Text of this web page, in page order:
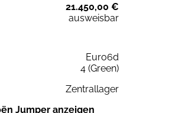
21.450,00 €
ausweisbar
Euro6d
4 (Green)
Zentrallager
Jumper anzeigen